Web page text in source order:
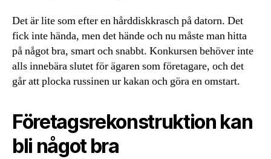
Det är lite som efter en hårddiskkrasch på datorn. Det
fick inte hända, men det hände och nu måste man hitta
på något bra, smart och snabbt. Konkursen behöver inte
alls innebära slutet för ägaren som företagare, och det
går att plocka russinen ur kakan och göra en omstart.
Företagsrekonstruktion kan
bli något bra